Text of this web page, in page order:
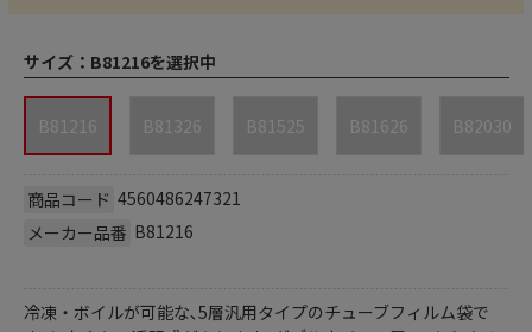
サイズ： B81216を選択中
B81216 B81326 B81525 B81626 B82030
商品コード 4560486247321
メーカー品番 B81216
冷凍・ボイルが可能な､5層汎用タイプのチューブフィルム袋で